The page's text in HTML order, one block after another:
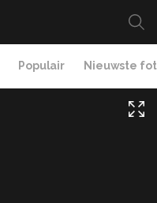
Populair Nieuwste